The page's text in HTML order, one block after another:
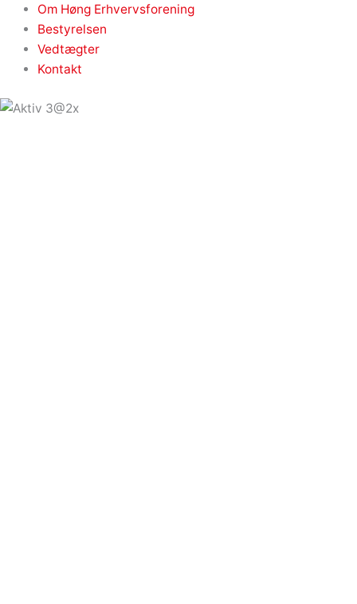
Om Høng Erhvervsforening
Bestyrelsen
Vedtægter
Kontakt